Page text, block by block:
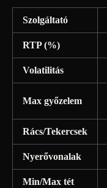
Szolgáltató
RTP (%)
Volatilitás
Max győzelem
Rács/Tekercsek
Nyerővonalak
Min/Max tét